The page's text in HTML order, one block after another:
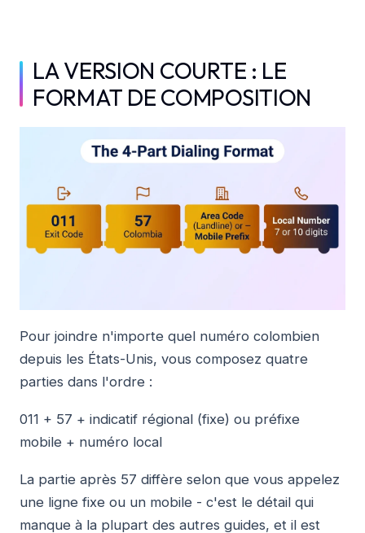
LA VERSION COURTE : LE
FORMAT DE COMPOSITION
Pour joindre n'importe quel numéro colombien
depuis les États-Unis, vous composez quatre
parties dans l'ordre :
011 + 57 + indicatif régional (fixe) ou préfixe
mobile + numéro local
La partie après 57 diffère selon que vous appelez
une ligne fixe ou un mobile - c'est le détail qui
manque à la plupart des autres guides, et il est